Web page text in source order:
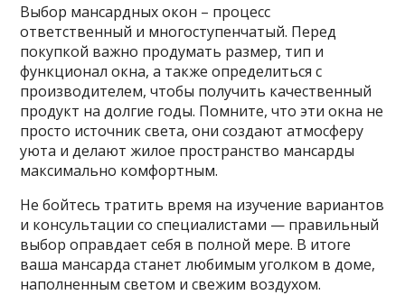
Выбор мансардных окон – процесс
ответственный и многоступенчатый. Перед
покупкой важно продумать размер, тип и
функционал окна, а также определиться с
производителем, чтобы получить качественный
продукт на долгие годы. Помните, что эти окна не
просто источник света, они создают атмосферу
уюта и делают жилое пространство мансарды
максимально комфортным.
Не бойтесь тратить время на изучение вариантов
и консультации со специалистами — правильный
выбор оправдает себя в полной мере. В итоге
ваша мансарда станет любимым уголком в доме,
наполненным светом и свежим воздухом.